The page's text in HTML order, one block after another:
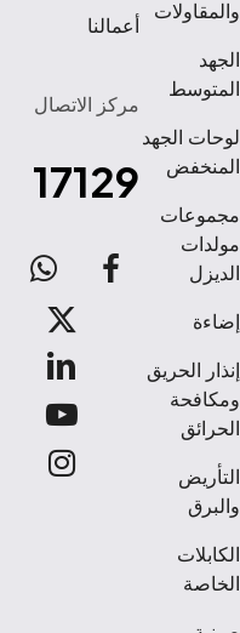
والمقاولات
الجهد
المتوسط
لوحات الجهد
المنخفض
مجموعات
مولدات
الديزل
إضاءة
إنذار الحريق
ومكافحة
الحرائق
التأريض
والبرق
الكابلات
الخاصة
أعمالنا
مركز الاتصال
17129
facebook
x-
linkedin
youtube